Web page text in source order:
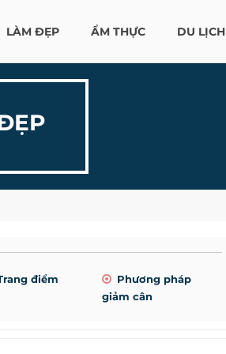
LÀM ĐẸP ẨM THỰC DU LỊCH
điểm
Phương pháp
giảm cân